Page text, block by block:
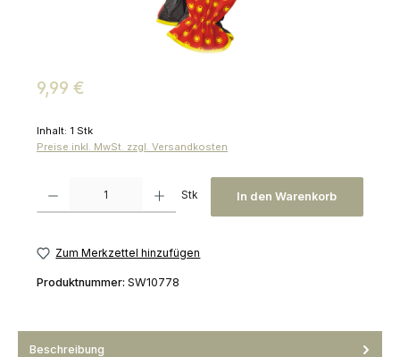
Regulärer Preis:
9,99 €
Inhalt: 1 Stk
Preise inkl. MwSt. zzgl. Versandkosten
Stk In den Warenkorb
Zum Merkzettel hinzufügen
Produktnummer: SW10778
Beschreibung